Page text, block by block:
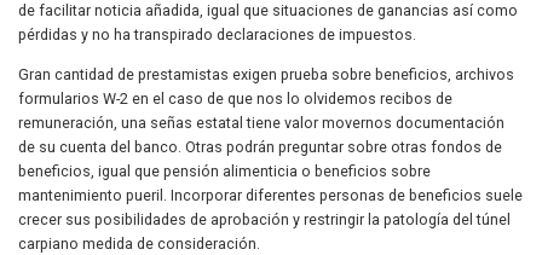
de facilitar noticia añadida, igual que situaciones de ganancias así­ como
pérdidas y no ha transpirado declaraciones de impuestos.
Gran cantidad de prestamistas exigen prueba sobre beneficios, archivos
formularios W-2 en el caso de que nos lo olvidemos recibos de
remuneración, una señas estatal tiene valor movernos documentación
de su cuenta del banco. Otras podrán preguntar sobre otras fondos de
beneficios, igual que pensión alimenticia o beneficios sobre
mantenimiento pueril. Incorporar diferentes personas de beneficios suele
crecer sus posibilidades de aprobación y restringir la patologí­a del túnel
carpiano medida de consideración.